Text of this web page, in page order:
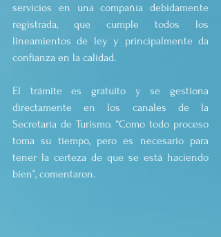
servicios en una compañía debidamente
registrada, que cumple todos los
lineamientos de ley y principalmente da
confianza en la calidad.
El trámite es gratuito y se gestiona
directamente en los canales de la
Secretaría de Turismo. “Como todo proceso
toma su tiempo, pero es necesario para
tener la certeza de que se está haciendo
bien”, comentaron.